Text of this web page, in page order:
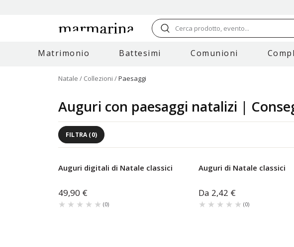
Cerca prodotto, evento...
Matrimonio Battesimi Comunioni
Natale Collezioni Paesaggi
Auguri con paesaggi natalizi |
FILTRA(0)
Auguri digitali di Natale classici
49,90 €
★★★★★
★★★★★ (0)
Auguri di Natale classici
Da 2,42 €
★★★★★
★★★★★ (0)